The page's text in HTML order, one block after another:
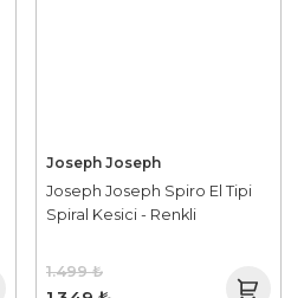
Joseph Joseph
Joseph Joseph Spiro El Tipi
Spiral Kesici - Renkli
1.499 ₺